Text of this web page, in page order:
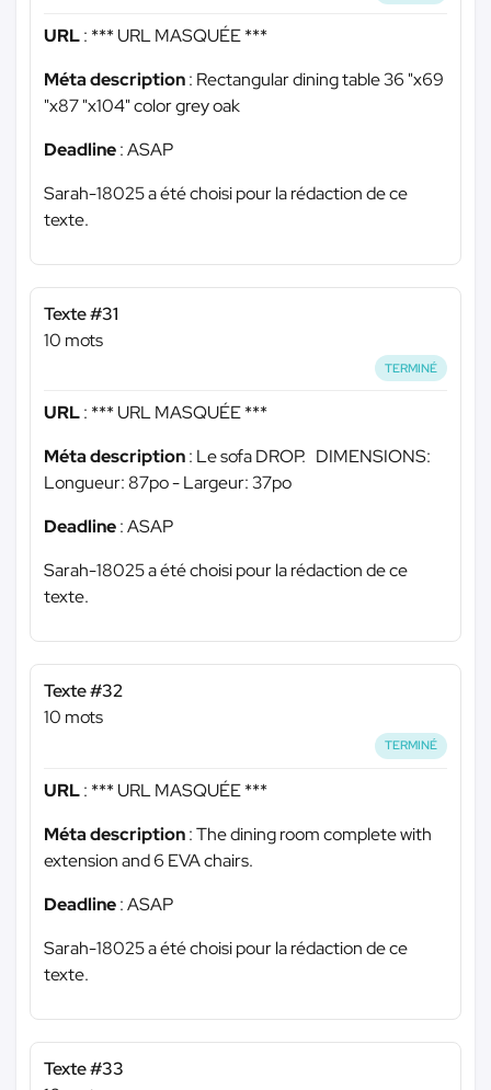
URL: *** URL MASQUÉE ***
Méta description: Rectangular dining table 36 "x69
"x87 "x104" color grey oak
Deadline: ASAP
Sarah-18025 a été choisi pour la rédaction de ce
texte.
Texte #31
10 mots
TERMINÉ
URL: *** URL MASQUÉE ***
Méta description: Le sofa DROP. DIMENSIONS:
Longueur: 87po - Largeur: 37po
Deadline: ASAP
Sarah-18025 a été choisi pour la rédaction de ce
texte.
Texte #32
10 mots
TERMINÉ
URL: *** URL MASQUÉE ***
Méta description: The dining room complete with
extension and 6 EVA chairs.
Deadline: ASAP
Sarah-18025 a été choisi pour la rédaction de ce
texte.
Texte #33